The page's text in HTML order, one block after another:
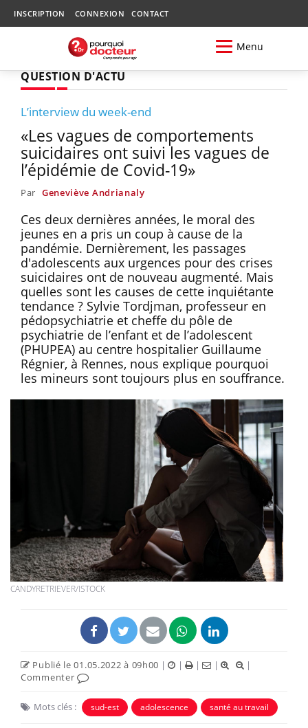
INSCRIPTION CONNEXION CONTACT
Menu
QUESTION D'ACTU
L’interview du week-end
«Les vagues de comportements
suicidaires ont suivi les vagues de
l’épidémie de Covid-19»
Par Geneviève Andrianaly
Ces deux dernières années, le moral des
jeunes en a pris un coup à cause de la
pandémie. Dernièrement, les passages
d'adolescents aux urgences pour des crises
suicidaires ont de nouveau augmenté. Mais
quelles sont les causes de cette inquiétante
tendance ? Sylvie Tordjman, professeur en
pédopsychiatrie et cheffe du pôle de
psychiatrie de l’enfant et de l’adolescent
(PHUPEA) au centre hospitalier Guillaume
Régnier, à Rennes, nous explique pourquoi
les mineurs sont toujours plus en souffrance.
CANDYRETRIEVER/ISTOCK
Publié le 01.05.2022 à 09h00 | | | |
|
Commenter
Mots clés : sud-est adolescence santé au travail